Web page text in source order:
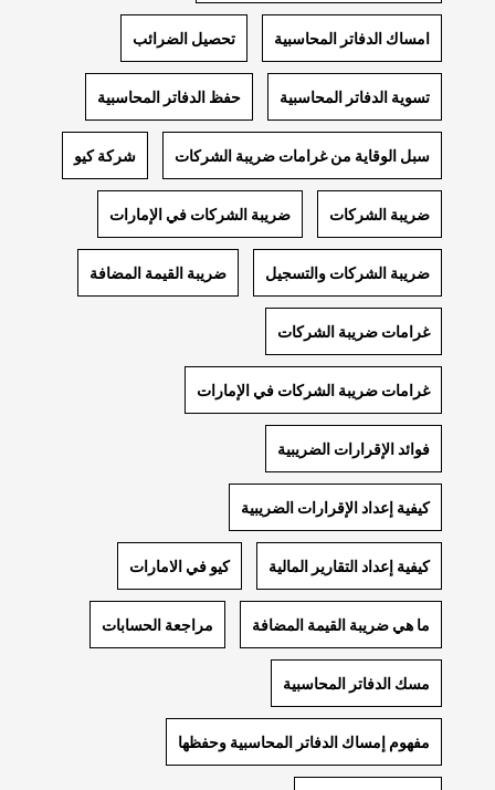
امساك الدفاتر المحاسبية تحصيل الضرائب
تسوية الدفاتر المحاسبية حفظ الدفاتر المحاسبية
سبل الوقاية من غرامات ضريبة الشركات شركة كيو
ضريبة الشركات ضريبة الشركات في الإمارات
ضريبة الشركات والتسجيل ضريبة القيمة المضافة
غرامات ضريبة الشركات
غرامات ضريبة الشركات في الإمارات
فوائد الإقرارات الضريبية
كيفية إعداد الإقرارات الضريبية
كيفية إعداد التقارير المالية كيو في الامارات
ما هي ضريبة القيمة المضافة مراجعة الحسابات
مسك الدفاتر المحاسبية
مفهوم إمساك الدفاتر المحاسبية وحفظها